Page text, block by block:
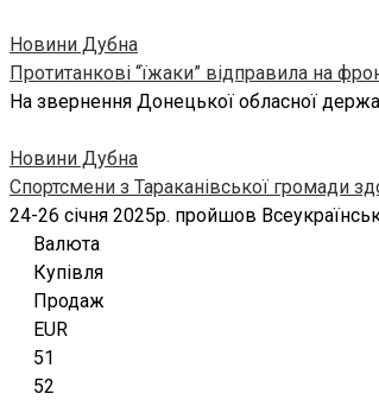
Новини Дубна
Протитанкові “їжаки” відправила на
На звернення Донецької обласної
Новини Дубна
Спортсмени з Тараканівської громади
24-26 січня 2025р. пройшов
Валюта
Купівля
Продаж
EUR
51
52